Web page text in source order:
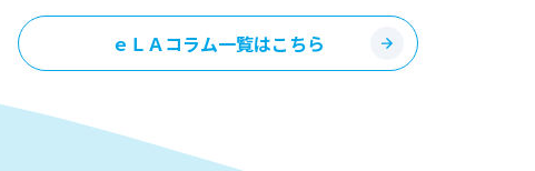
ｅＬＡコラム一覧はこちら